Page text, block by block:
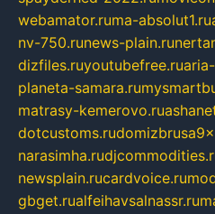
webamator.ruma-absolut1.ru
nv-750.runews-plain.ru
dizfiles.ruyoutubefree.ru
planeta-samara.ru
matrasy-kemerovo.ru
dotcustoms.ru
narasimha.ru
newsplain.rucardvoice.ru
gbget.rualfeihavsalnassr.ru